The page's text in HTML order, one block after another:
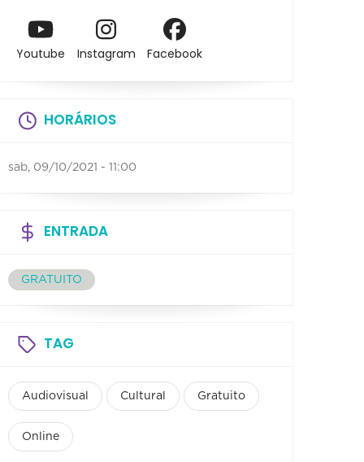
Youtube Instagram Facebook
HORÁRIOS
sab, 09/10/2021 - 11:00
ENTRADA
GRATUITO
TAG
Audiovisual Cultural Gratuito
Online